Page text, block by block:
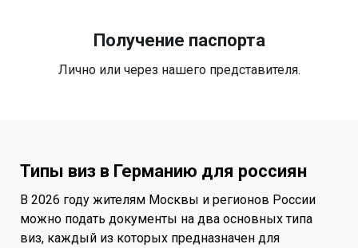
Получение паспорта
Лично или через нашего представителя.
Типы виз в Германию для россиян
В 2026 году жителям Москвы и регионов России
можно подать документы на два основных типа
виз, каждый из которых предназначен для